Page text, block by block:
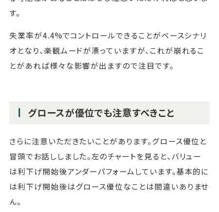
す。
失業率が4.4%でコントロールできることがベースシナリ
オとなり、楽観ムードが漂っていますが、これが崩れるこ
とがあれば様々な影響が出ますので注目です。
グロースが優位でも注意すべきこと
さらに注意いただきたいことがあります。グロース優位と
冒頭でお話ししました。左のチャートを見ると、バリュー
は利下げ開始後アンダーパフォームしています。基本的に
は利下げ開始後はグロース優位なことは間違いありませ
ん。